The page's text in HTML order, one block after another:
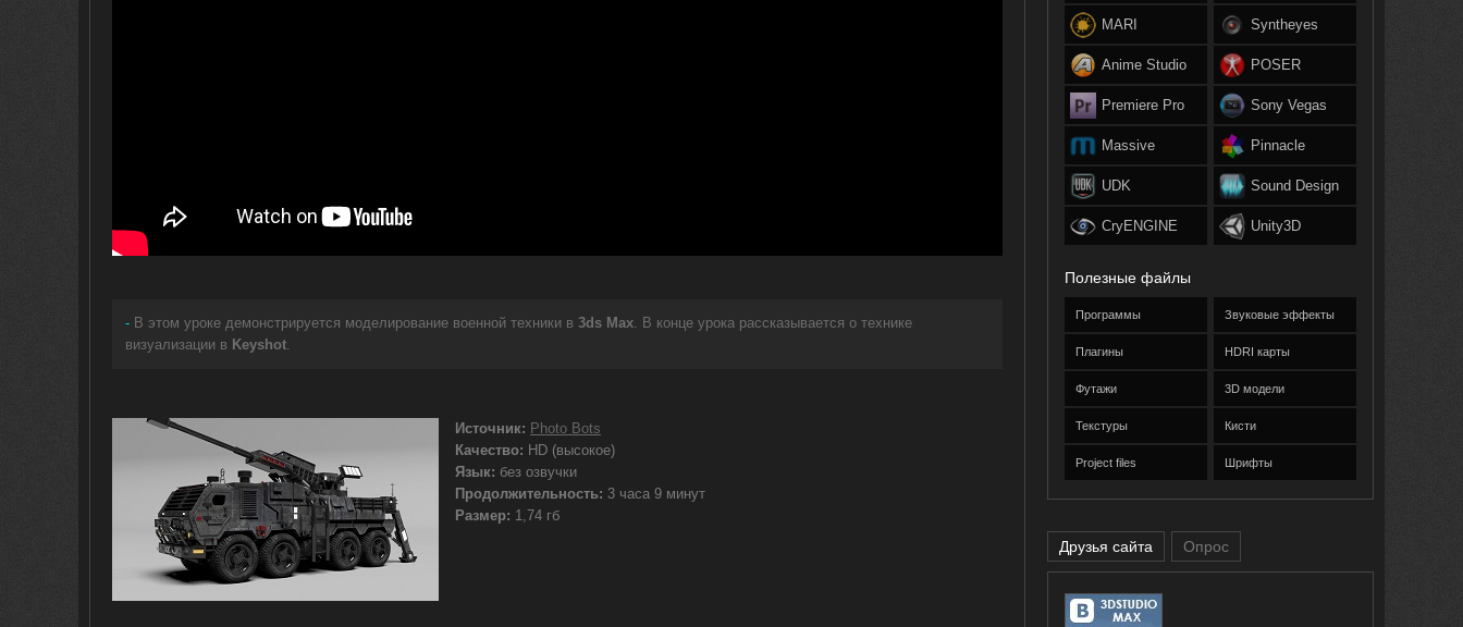
- В этом уроке демонстрируется моделирование военной техники в 3ds Max. В конце урока рассказывается о технике
визуализации в Keyshot.
Источник: Photo Bots
Качество: HD (высокое)
Язык: без озвучки
Продолжительность: 3 часа 9 минут
Размер: 1,74 гб
MARI
Anime Studio
Premiere Pro
Massive
UDK
CryENGINE
Syntheyes
POSER
Sony Vegas
Pinnacle
Sound Design
Unity3D
Полезные файлы
Программы
Плагины
Футажи
Текстуры
Project files
Звуковые эффекты
HDRI карты
3D модели
Кисти
Шрифты
Друзья сайта Опрос